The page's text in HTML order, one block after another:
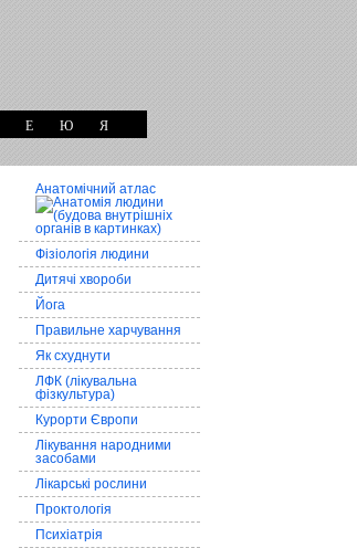
Е Ю Я
Анатомічний атлас
Фізіологія людини
Дитячі хвороби
Йога
Правильне харчування
Як схуднути
ЛФК (лікувальна
фізкультура)
Курорти Європи
Лікування народними
засобами
Лікарські рослини
Проктологія
Психіатрія